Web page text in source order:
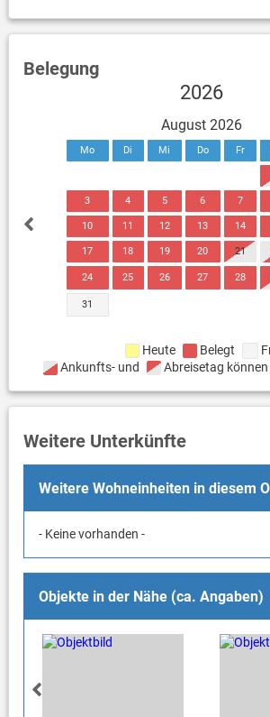
Belegung
2026
August 2026
Mo Di Mi Do Fr
3 4 5 6 7
10 11 12 13 14
17 18 19 20 21
24 25 26 27 28
31
Heute Belegt
Ankunfts- und
Abreisetag
Weitere Unterkünfte
Weitere Wohneinheiten in diesem
- Keine vorhanden -
Objekte in der Nähe (ca. Angaben)